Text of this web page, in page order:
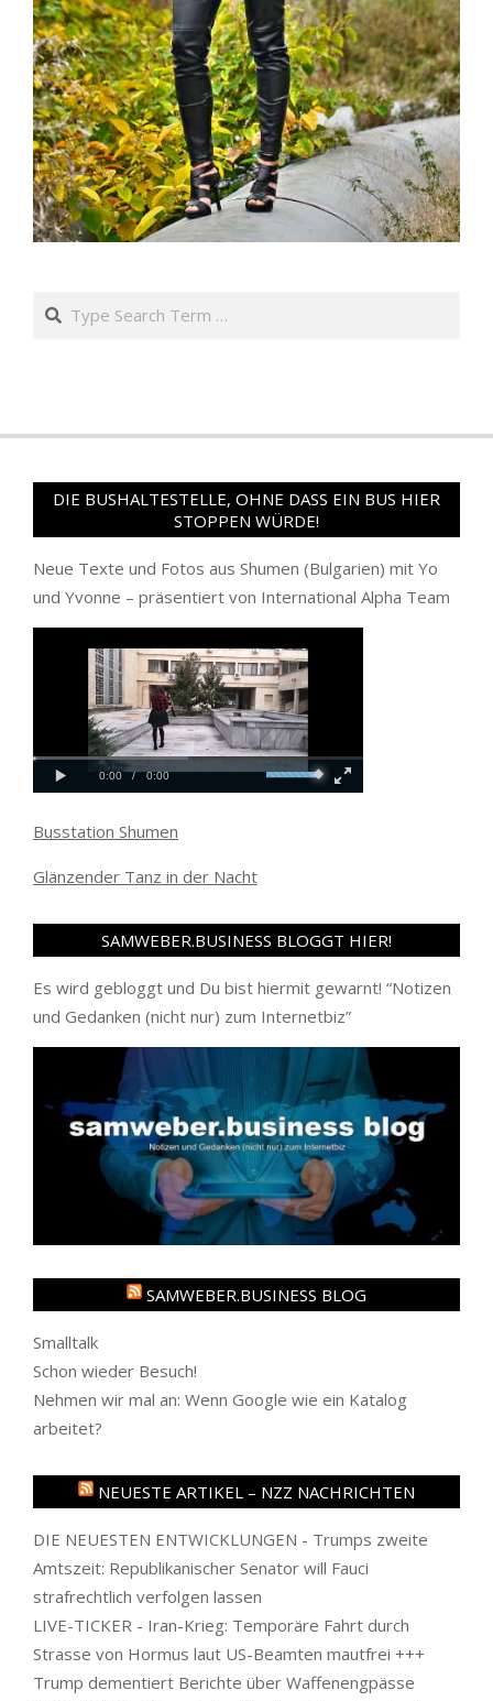
Search
DIE BUSHALTESTELLE, OHNE DASS EIN BUS HIER
STOPPEN WÜRDE!
Neue Texte und Fotos aus Shumen (Bulgarien) mit Yo
und Yvonne – präsentiert von International Alpha Team
Busstation Shumen
Glänzender Tanz in der Nacht
SAMWEBER.BUSINESS BLOGGT HIER!
Es wird gebloggt und Du bist hiermit gewarnt! “Notizen
und Gedanken (nicht nur) zum Internetbiz”
SAMWEBER.BUSINESS BLOG
Smalltalk
Schon wieder Besuch!
Nehmen wir mal an: Wenn Google wie ein Katalog
arbeitet?
NEUESTE ARTIKEL – NZZ NACHRICHTEN
DIE NEUESTEN ENTWICKLUNGEN - Trumps zweite
Amtszeit: Republikanischer Senator will Fauci
strafrechtlich verfolgen lassen
LIVE-TICKER - Iran-Krieg: Temporäre Fahrt durch
Strasse von Hormus laut US-Beamten mautfrei +++
Trump dementiert Berichte über Waffenengpässe